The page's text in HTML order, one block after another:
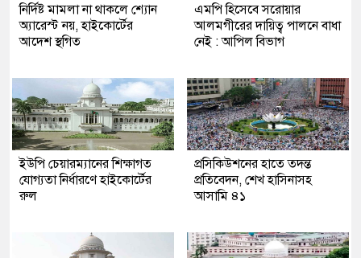
নির্দিষ্ট মামলা না থাকলে শ্যোন
অ্যারেস্ট নয়, হাইকোর্টের
আদেশ স্থগিত
এমপি​ হিসেবে সরোয়ার
আলমগীরের দায়িত্ব পালনে বাধা
নেই : আপিল বিভাগ
ইউপি চেয়ারম্যানের শিক্ষাগত
যোগ্যতা নির্ধারণে হাইকোর্টের
রুল
প্রসিকিউশনের হাতে তদন্ত
প্রতিবেদন, শেখ হাসিনাসহ
আসামি ৪১